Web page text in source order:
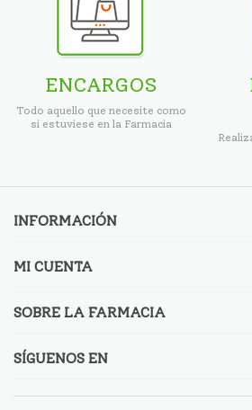
ENCARGOS
Todo aquello que necesite como
si estuviese en la Farmacia
INFORMACIÓN
MI CUENTA
SOBRE LA FARMACIA
SÍGUENOS EN